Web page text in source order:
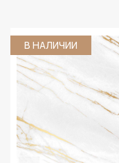
В НАЛИЧИИ